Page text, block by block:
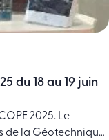
du 18 au 19 juin
2025. Le
la Géotechnique,